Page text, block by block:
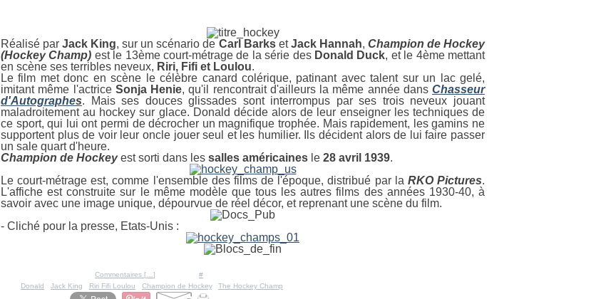
Réalisé parJack King, sur un scénario de Carl BarksetJack Hannah, Champion de Hockey
(Hockey Champ) est le 13ème court-métrage de la série des Donald Duck, et le 4ème mettant
en scène ses terribles neveux, Riri, Fifi et Loulou.
Le film met donc en scène le célèbre canard colérique, patinant avec talent sur un lac gelé,
imitant même l'actrice Sonja Henie, qu'il rencontrait d'ailleurs la même année dans Chasseur
d'Autographes. Mais ses douces glissades sont interrompus par ses trois neveux jouant
maladroitement au hockey sur glace. Donald décide alors de leur enseigner les techniques de
ce sport, qui lui ont permi de décrocher un magnifique trophée. Mais rapidement, les gamins ne
supportent plus de voir leur oncle jouer seul et les humilier. Ils décident alors de lui faire passer
un sale quart d'heure.
Champion de Hockeyest sorti dans les salles américaines le 28 avril 1939.
Le court-métrage est, comme l'ensemble des films de l'époque, distribué par la RKO Pictures.
L'affiche est construite sur le même modèle que tous les autres films des années 1930-40, à
savoir avec une image unique, dépourvue de réel décor, et reprenant une scène du film.
- Cliché pour la presse, Etats-Unis :
Commentaires [ ] #
Donald Jack King Riri Fifi Loulou Champion de Hockey, The Hockey Champ